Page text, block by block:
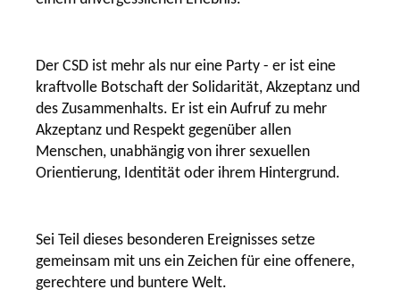
Der CSD ist mehr als nur eine Party - er ist eine
kraftvolle Botschaft der Solidarität, Akzeptanz und
des Zusammenhalts. Er ist ein Aufruf zu mehr
Akzeptanz und Respekt gegenüber allen
Menschen, unabhängig von ihrer sexuellen
Orientierung, Identität oder ihrem Hintergrund.
Sei Teil dieses besonderen Ereignisses setze
gemeinsam mit uns ein Zeichen für eine offenere,
gerechtere und buntere Welt.